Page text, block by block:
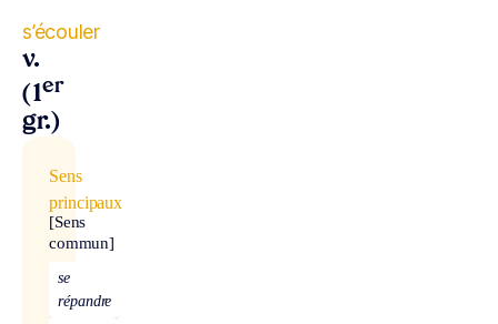
s’écouler
v.
(1er
gr.)
Sens
principaux
[Sens
commun]
se
répandre